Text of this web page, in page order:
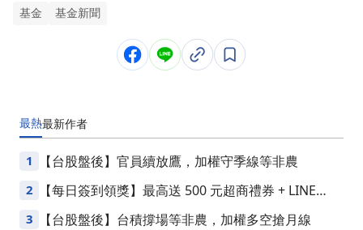
基金 基金新聞
最熱最新作者
1 【台股盤後】官員續放鷹，加權守季線等非農
2
【每日簽到領獎】最高送 500 元超商禮券 + LINE
Points
3 【台股盤後】台積撐場等非農，加權多空搶月線